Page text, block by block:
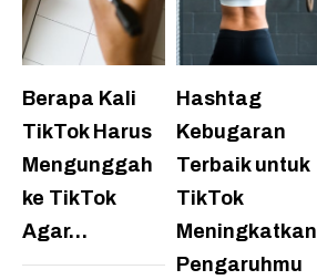
Berapa Kali
TikTok Harus
Mengunggah
ke TikTok
Agar…
Hashtag
Kebugaran
Terbaik untuk
TikTok
Meningkatkan
Pengaruhmu